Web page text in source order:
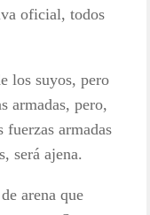
oficial, todos
los suyos, pero
armadas, pero,
fuerzas armadas
será ajena.
arena que